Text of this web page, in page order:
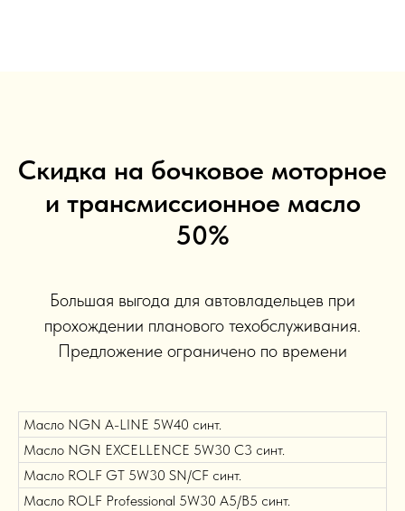
Скидка на бочковое моторное
и трансмиссионное масло
50%
Большая выгода для автовладельцев при
прохождении планового техобслуживания.
Предложение ограничено по времени
Масло NGN A-LINE 5W40 синт.
Масло NGN EXCELLENCE 5W30 C3 синт.
Масло ROLF GT 5W30 SN/CF синт.
Масло ROLF Professional 5W30 A5/B5 синт.